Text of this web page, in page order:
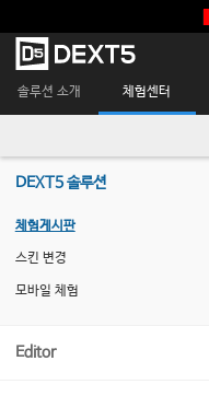
메
뉴
솔루션 소개 체험센터
DEXT5 솔루션
체험게시판
스킨 변경
모바일 체험
Editor